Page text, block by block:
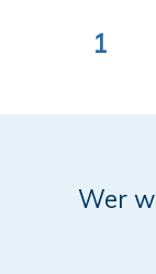
1
Wer